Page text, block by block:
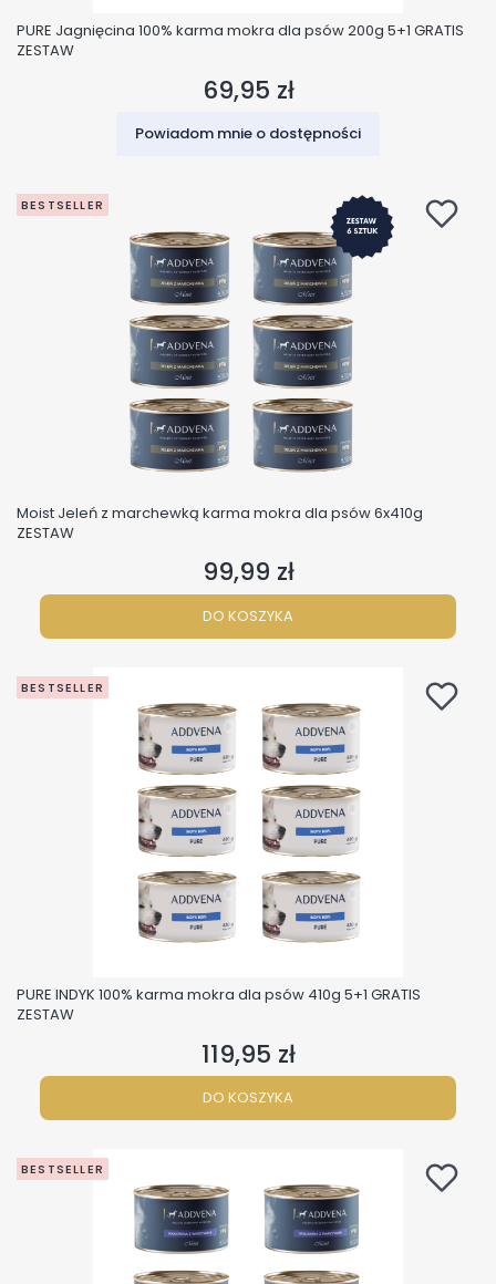
PURE Jagnięcina 100% karma mokra dla psów 200g 5+1 GRATIS
ZESTAW
Cena
69,95 zł
Powiadom mnie o dostępności
BESTSELLER
Moist Jeleń z marchewką karma mokra dla psów 6x410g
ZESTAW
Cena
99,99 zł
DO KOSZYKA
BESTSELLER
PURE INDYK 100% karma mokra dla psów 410g 5+1 GRATIS
ZESTAW
Cena
119,95 zł
DO KOSZYKA
BESTSELLER